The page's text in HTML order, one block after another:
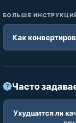
БОЛЬШЕ
Как
Часто
Ухудшится ли